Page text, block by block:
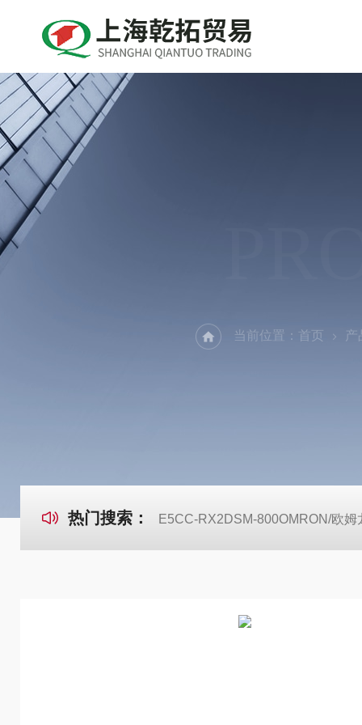
当前位置： 首页
热门搜索： E5CC-RX2DSM-800OMRON/欧